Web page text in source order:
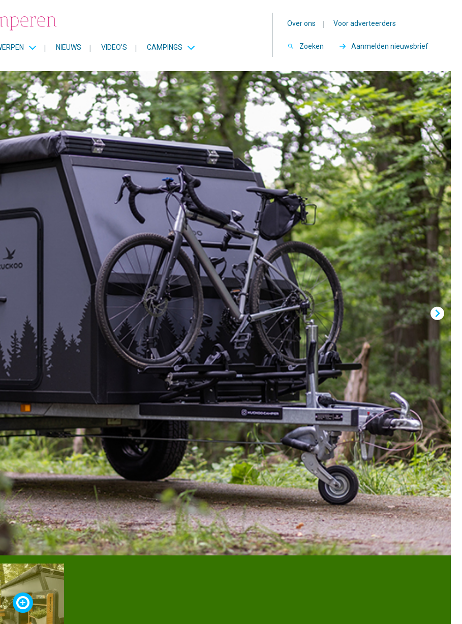
| NIEUWS | VIDEO’S | CAMPINGS
Over ons | Voor adverteerders
Zoeken Aanmelden nieuwsbrief